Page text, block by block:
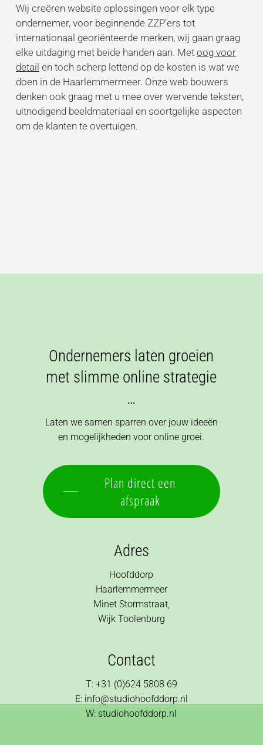
Wij creëren website oplossingen voor elk type
ondernemer, voor beginnende ZZP’ers tot
internationaal georiënteerde merken, wij gaan graag
elke uitdaging met beide handen aan. Met oog voor
detail en toch scherp lettend op de kosten is wat we
doen in de Haarlemmermeer. Onze web bouwers
denken ook graag met u mee over wervende teksten,
uitnodigend beeldmateriaal en soortgelijke aspecten
om de klanten te overtuigen.
Ondernemers laten groeien
met slimme online strategie
…
Laten we samen sparren over jouw ideeën
en mogelijkheden voor online groei.
Plan direct een
afspraak
Adres
Hoofddorp
Haarlemmermeer
Minet Stormstraat,
Wijk Toolenburg
Contact
T: +31 (0)624 5808 69
E: info@studiohoofddorp.nl
W: studiohoofddorp.nl